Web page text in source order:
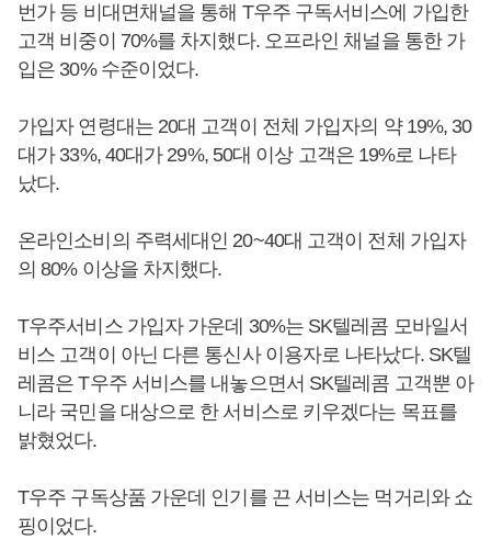
번가 등 비대면채널을 통해 T우주 구독서비스에 가입한
고객 비중이 70%를 차지했다. 오프라인 채널을 통한 가
입은 30% 수준이었다.
가입자 연령대는 20대 고객이 전체 가입자의 약 19%, 30
대가 33%, 40대가 29%, 50대 이상 고객은 19%로 나타
났다.
온라인소비의 주력세대인 20~40대 고객이 전체 가입자
의 80% 이상을 차지했다.
T우주서비스 가입자 가운데 30%는 SK텔레콤 모바일서
비스 고객이 아닌 다른 통신사 이용자로 나타났다. SK텔
레콤은 T우주 서비스를 내놓으면서 SK텔레콤 고객뿐 아
니라 국민을 대상으로 한 서비스로 키우겠다는 목표를
밝혔었다.
T우주 구독상품 가운데 인기를 끈 서비스는 먹거리와 쇼
핑이었다.